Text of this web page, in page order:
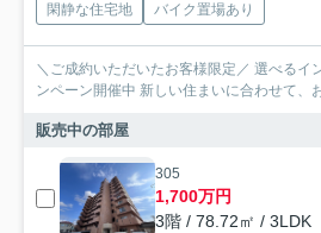
閑静な住宅地
バイク置場あり
＼ご成約いただいたお客様限定／ 選べるイ
ンペーン開催中 新しい住まいに合わせて、
販売中の部屋
305
1,700万円
3階 / 78.72㎡ / 3LDK